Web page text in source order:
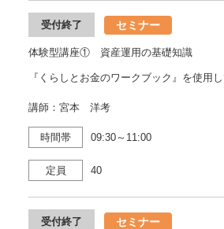
受付終了 セミナー
体験型講座① 資産運用の基礎知識
『くらしとお金のワークブック』を使用
講師：宮本 洋考
時間帯 09:30～11:00
定員 40
受付終了 セミナー